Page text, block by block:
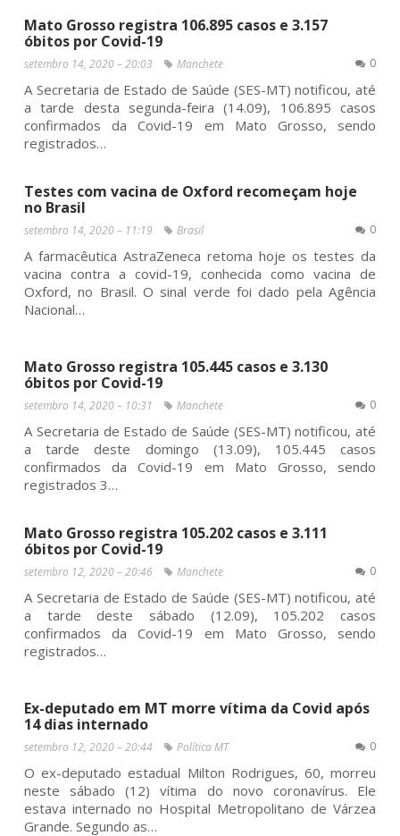
Mato Grosso registra 106.895 casos e 3.157
óbitos por Covid-19
setembro 14, 2020 – 20:03 Manchete 0
A Secretaria de Estado de Saúde (SES-MT) notificou, até
a tarde desta segunda-feira (14.09), 106.895 casos
confirmados da Covid-19 em Mato Grosso, sendo
registrados…
Testes com vacina de Oxford recomeçam hoje
no Brasil
setembro 14, 2020 – 11:19 Brasil 0
A farmacêutica AstraZeneca retoma hoje os testes da
vacina contra a covid-19, conhecida como vacina de
Oxford, no Brasil. O sinal verde foi dado pela Agência
Nacional…
Mato Grosso registra 105.445 casos e 3.130
óbitos por Covid-19
setembro 14, 2020 – 10:31 Manchete 0
A Secretaria de Estado de Saúde (SES-MT) notificou, até
a tarde deste domingo (13.09), 105.445 casos
confirmados da Covid-19 em Mato Grosso, sendo
registrados 3…
Mato Grosso registra 105.202 casos e 3.111
óbitos por Covid-19
setembro 12, 2020 – 20:46 Manchete 0
A Secretaria de Estado de Saúde (SES-MT) notificou, até
a tarde deste sábado (12.09), 105.202 casos
confirmados da Covid-19 em Mato Grosso, sendo
registrados…
Ex-deputado em MT morre vítima da Covid após
14 dias internado
setembro 12, 2020 – 20:44 Política MT 0
O ex-deputado estadual Milton Rodrigues, 60, morreu
neste sábado (12) vítima do novo coronavírus. Ele
estava internado no Hospital Metropolitano de Várzea
Grande. Segundo as…